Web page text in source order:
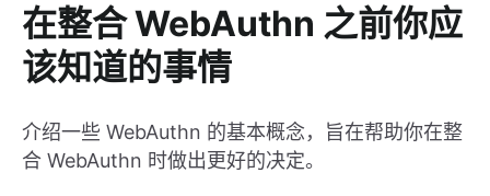
在整合 WebAuthn 之前你应
该知道的事情
介绍一些 WebAuthn 的基本概念，旨在帮助你在整
合 WebAuthn 时做出更好的决定。